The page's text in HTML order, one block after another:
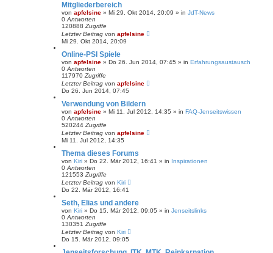
Mitgliederbereich
von apfelsine » Mi 29. Okt 2014, 20:09 » in JdT-News
0 Antworten
120888 Zugriffe
Letzter Beitrag von apfelsine
Mi 29. Okt 2014, 20:09
Online-PSI Spiele
von apfelsine » Do 26. Jun 2014, 07:45 » in Erfahrungsaustausch
0 Antworten
117970 Zugriffe
Letzter Beitrag von apfelsine
Do 26. Jun 2014, 07:45
Verwendung von Bildern
von apfelsine » Mi 11. Jul 2012, 14:35 » in FAQ-Jenseitswissen
0 Antworten
520244 Zugriffe
Letzter Beitrag von apfelsine
Mi 11. Jul 2012, 14:35
Thema dieses Forums
von Kiri » Do 22. Mär 2012, 16:41 » in Inspirationen
0 Antworten
121553 Zugriffe
Letzter Beitrag von Kiri
Do 22. Mär 2012, 16:41
Seth, Elias und andere
von Kiri » Do 15. Mär 2012, 09:05 » in Jenseitslinks
0 Antworten
130351 Zugriffe
Letzter Beitrag von Kiri
Do 15. Mär 2012, 09:05